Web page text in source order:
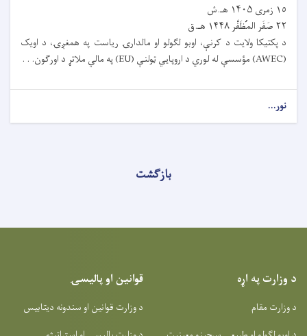
١٥ زمری ۱۴۰۵ هـ.ش
٢٢ صَفَر المُظَفَّر ۱۴۴۸ هـ.ق
د پکتیکا ولایت د کرنې، اوبو لګولو او مالدارۍ ریاست په همغږۍ، د اویک
(AWEC) مؤسسې له لوري د اروپایي ټولنې (EU) په مالي ملاتړ د اورګون. . .
نور...
بازگشت
د وزارت په اړه
د وزارت مقام
قوانین او پالیسۍ
د وزارت قوانین او سندونه دیتابیس